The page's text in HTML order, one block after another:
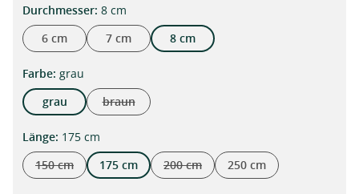
Durchmesserauswählen
: 8 cm
6 cm
7 cm 8 cm
Farbeauswählen
: grau
grau
braun
(Diese Option ist zurzeit nicht verfügbar.)
Längeauswählen
: 175 cm
150 cm
(Diese Option ist zurzeit nicht verfügbar.)
175 cm 200 cm
(Diese Option ist zurzeit nicht
250 cm